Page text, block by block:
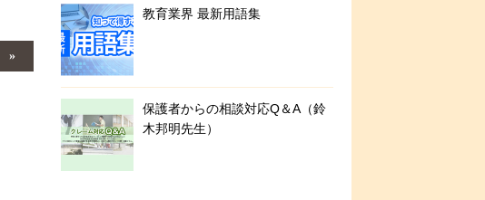
教育業界 最新用語集
保護者からの相談対応Q＆A（鈴
木邦明先生）